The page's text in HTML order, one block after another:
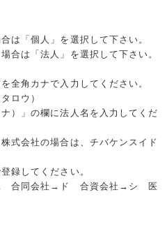
は「個人」を選択して下さい。
合は「法人」を選択して下さい。
全角カナで入力してください。
ウ）
）」の欄に法人名を入力してくだ
式会社の場合は、チバケンスイド
してください。
合同会社→ド 合資会社→シ 医